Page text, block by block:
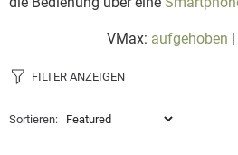
VMax: aufgehoben |
FILTER ANZEIGEN
Sortieren: